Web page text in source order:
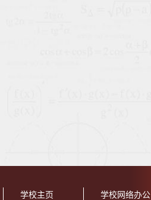
学校主页 学校网络办公